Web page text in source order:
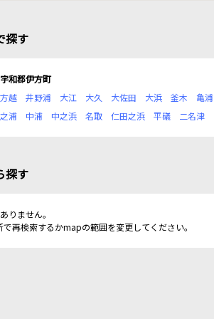
探す
和郡伊方町
越 井野浦 大江 大久 大佐田 大浜 釜木 亀浦
浦 中浦 中之浜 名取 仁田之浜 平礒 二名津
探す
りません。
再検索するかmapの範囲を変更してください。